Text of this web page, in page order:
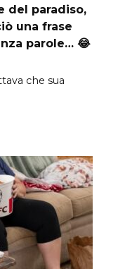
del paradiso,
una frase
parole… 😂
che sua